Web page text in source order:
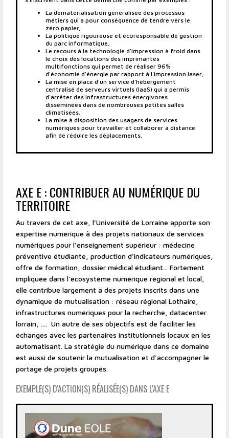
La dématérialisation généralisée des processus
métiers qui a pour conséquence de tendre vers le
zéro papier,
La politique rigoureuse et écoresponsable de gestion
du parc informatique,
Le recours à la technologie d'impression à froid dans
le choix des locations des imprimantes
multifonctions qui permet de réaliser 96%
d'économie d'énergie par rapport à l'impression laser,
La mise en place d'un service d'hébergement
centralisé de serveurs virtuels (IaaS) qui a permis
d'arrêter des infrastructures énergivores
disséminées dans de nombreuses petites salles
climatisées,
La mise à disposition des usagers de services
numériques pour travailler et collaborer à distance
afin de réduire les déplacements.
AXE E : CONTRIBUER AU NUMÉRIQUE DU
TERRITOIRE
Au travers de cet axe, l’Université de Lorraine apporte son
expertise numérique à des projets nationaux de services
numériques pour l'enseignement supérieur : médecine
préventive étudiante, production d'indicateurs numériques,
offre de formation, dossier médical étudiant... Fortement
impliquée dans l'écosystème numérique régional et local,
elle contribue largement à des projets inscrits dans une
dynamique de mutualisation : réseau régional Lothaire,
infrastructures numériques pour la recherche, datacenter
lorrain, .... Un autre de ses objectifs est de faciliter les
échanges avec les partenaires institutionnels locaux en les
automatisant. La stratégie du numérique dans ce domaine
est aussi de soutenir la mutualisation et d'accompagner le
portage de projets groupés.
EXEMPLE(S) D'ACTION(S) RÉALISÉE(S) DANS L'AXE E